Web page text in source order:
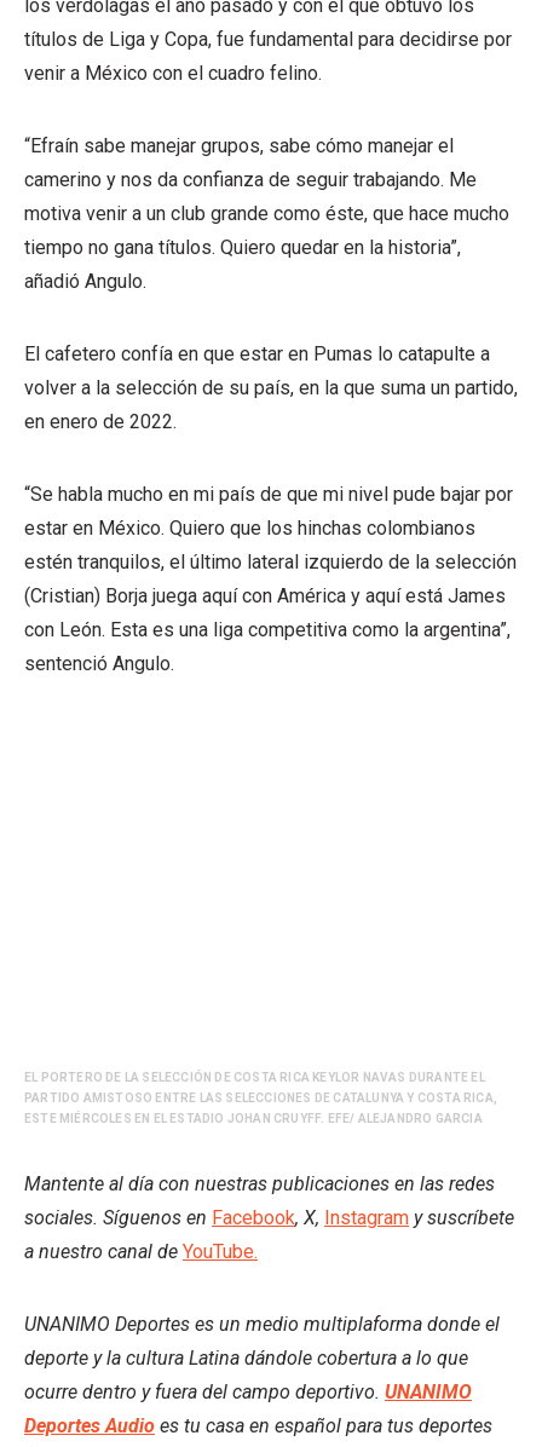
los verdolagas el año pasado y con el que obtuvo los
títulos de Liga y Copa, fue fundamental para decidirse por
venir a México con el cuadro felino.
“Efraín sabe manejar grupos, sabe cómo manejar el
camerino y nos da confianza de seguir trabajando. Me
motiva venir a un club grande como éste, que hace mucho
tiempo no gana títulos. Quiero quedar en la historia”,
añadió Angulo.
El cafetero confía en que estar en Pumas lo catapulte a
volver a la selección de su país, en la que suma un partido,
en enero de 2022.
“Se habla mucho en mi país de que mi nivel pude bajar por
estar en México. Quiero que los hinchas colombianos
estén tranquilos, el último lateral izquierdo de la selección
(Cristian) Borja juega aquí con América y aquí está James
con León. Esta es una liga competitiva como la argentina”,
sentenció Angulo.
EL PORTERO DE LA SELECCIÓN DE COSTA RICA KEYLOR NAVAS DURANTE EL
PARTIDO AMISTOSO ENTRE LAS SELECCIONES DE CATALUNYA Y COSTA RICA,
ESTE MIÉRCOLES EN EL ESTADIO JOHAN CRUYFF. EFE/ ALEJANDRO GARCIA
Mantente al día con nuestras publicaciones en las redes
sociales. Síguenos en Facebook, X, Instagram y suscríbete
a nuestro canal de YouTube.
UNANIMO Deportes es un medio multiplaforma donde el
deporte y la cultura Latina dándole cobertura a lo que
ocurre dentro y fuera del campo deportivo. UNANIMO
Deportes Audio es tu casa en español para tus deportes